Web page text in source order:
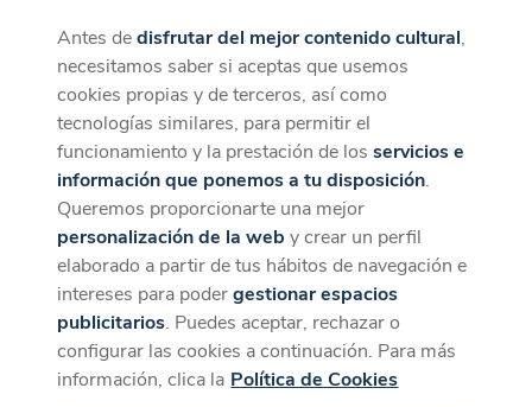
CaixaForum+
La mejor experiencia desde la App
Descargar
Antes dedisfrutar del mejor contenido cultural,
necesitamos saber si aceptas que usemos
cookies propias y de terceros, así como
tecnologías similares, para permitir el
funcionamiento y la prestación de losservicios e
información que ponemos a tu disposición.
Queremos proporcionarte una mejor
personalización de la web y crear un perfil
elaborado a partir de tus hábitos de navegación e
intereses para podergestionar espacios
publicitarios. Puedes aceptar, rechazar o
configurar las cookies a continuación. Para más
información, clica la Política de Cookies